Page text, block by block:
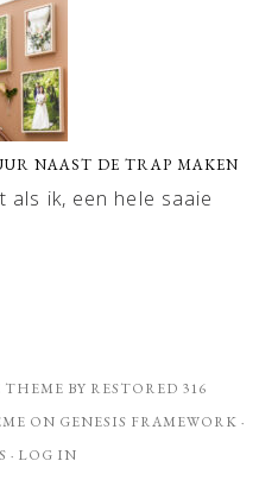
NAAST DE TRAP MAKEN
als ik, een hele saaie
BY RESTORED 316
ON GENESIS FRAMEWORK ·
· LOG IN